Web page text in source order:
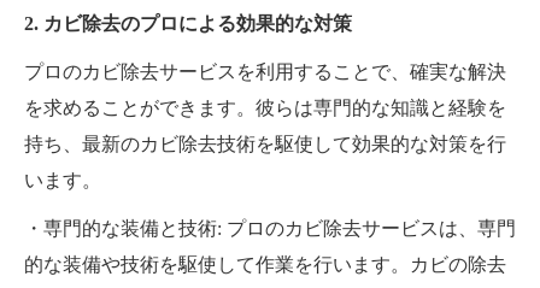
2. カビ除去のプロによる効果的な対策
プロのカビ除去サービスを利用することで、確実な解決
を求めることができます。彼らは専門的な知識と経験を
持ち、最新のカビ除去技術を駆使して効果的な対策を行
います。
・専門的な装備と技術: プロのカビ除去サービスは、専門
的な装備や技術を駆使して作業を行います。カビの除去